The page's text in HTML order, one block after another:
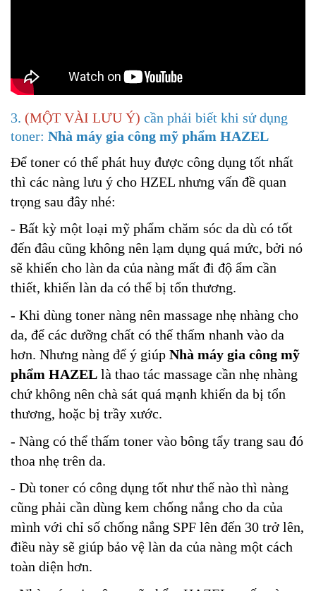
3. (MỘT VÀI LƯU Ý) cần phải biết khi sử dụng
toner: Nhà máy gia công mỹ phẩm HAZEL
Để toner có thể phát huy được công dụng tốt nhất
thì các nàng lưu ý cho HZEL nhưng vấn đề quan
trọng sau đây nhé:
- Bất kỳ một loại mỹ phẩm chăm sóc da dù có tốt
đến đâu cũng không nên lạm dụng quá mức, bởi nó
sẽ khiến cho làn da của nàng mất đi độ ẩm cần
thiết, khiến làn da có thể bị tổn thương.
- Khi dùng toner nàng nên massage nhẹ nhàng cho
da, để các dưỡng chất có thế thấm nhanh vào da
hơn. Nhưng nàng để ý giúp Nhà máy gia công mỹ
phẩm HAZEL là thao tác massage cần nhẹ nhàng
chứ không nên chà sát quá mạnh khiến da bị tổn
thương, hoặc bị trầy xước.
- Nàng có thể thấm toner vào bông tẩy trang sau đó
thoa nhẹ trên da.
- Dù toner có công dụng tốt như thế nào thì nàng
cũng phải cần dùng kem chống nắng cho da của
mình với chỉ số chống nắng SPF lên đến 30 trở lên,
điều này sẽ giúp bảo vệ làn da của nàng một cách
toàn diện hơn.